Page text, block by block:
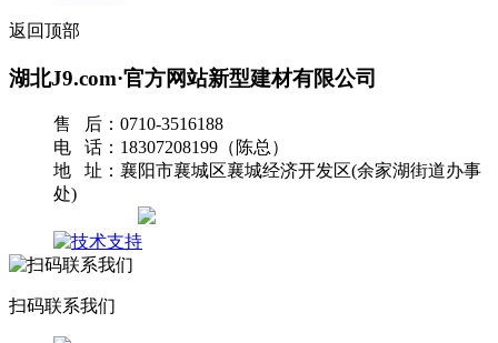
返回顶部
湖北J9.com·官方网站新型建材有限公司
售 后：0710-3516188
电 话：18307208199（陈总）
地 址：襄阳市襄城区襄城经济开发区(余家湖街道办事
处)
扫码联系我们